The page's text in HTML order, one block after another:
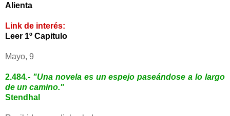
Alienta
Link de interés:
Leer 1º Capitulo
Mayo, 9
2.484.- "Una novela es un espejo paseándose a lo largo
de un camino."
Stendhal